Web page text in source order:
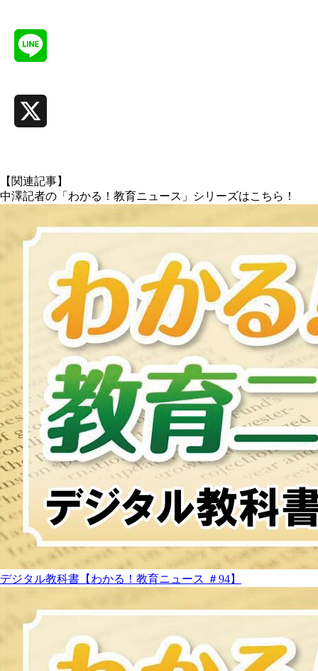
【関連記事】
中澤記者の「わかる！教育ニュース」シリーズはこちら！
デジタル教科書【わかる！教育ニュース ＃94】